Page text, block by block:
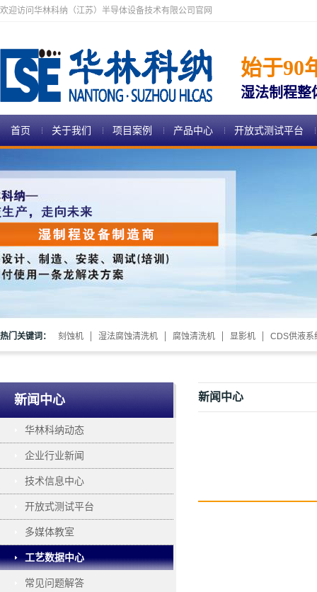
欢迎访问华林科纳（江苏）半导体设备技术有限公司官网
始于90
湿法制程整
首页 关于我们 项目案例 产品中心 开放式测试平台
热门关键词： 刻蚀机 湿法腐蚀清洗机 腐蚀清洗机 显影机 CDS供液系
新闻中心
华林科纳动态
企业行业新闻
技术信息中心
开放式测试平台
多媒体教室
工艺数据中心
常见问题解答
新闻中心